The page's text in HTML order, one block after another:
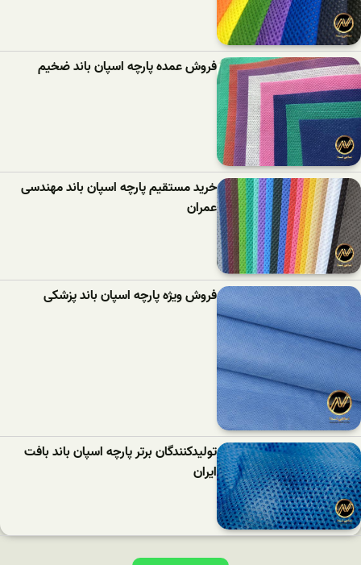
فروش عمده پارچه اسپان باند ضخیم
خرید مستقیم پارچه اسپان باند مهندسی
عمران
فروش ویژه پارچه اسپان باند پزشکی
تولیدکنندگان برتر پارچه اسپان باند بافت
ایران